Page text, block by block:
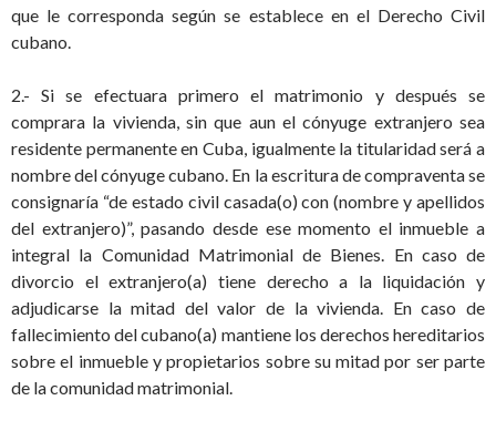
que le corresponda según se establece en el Derecho Civil
cubano.
2.- Si se efectuara primero el matrimonio y después se
comprara la vivienda, sin que aun el cónyuge extranjero sea
residente permanente en Cuba, igualmente la titularidad será a
nombre del cónyuge cubano. En la escritura de compraventa se
consignaría “de estado civil casada(o) con (nombre y apellidos
del extranjero)”, pasando desde ese momento el inmueble a
integral la Comunidad Matrimonial de Bienes. En caso de
divorcio el extranjero(a) tiene derecho a la liquidación y
adjudicarse la mitad del valor de la vivienda. En caso de
fallecimiento del cubano(a) mantiene los derechos hereditarios
sobre el inmueble y propietarios sobre su mitad por ser parte
de la comunidad matrimonial.